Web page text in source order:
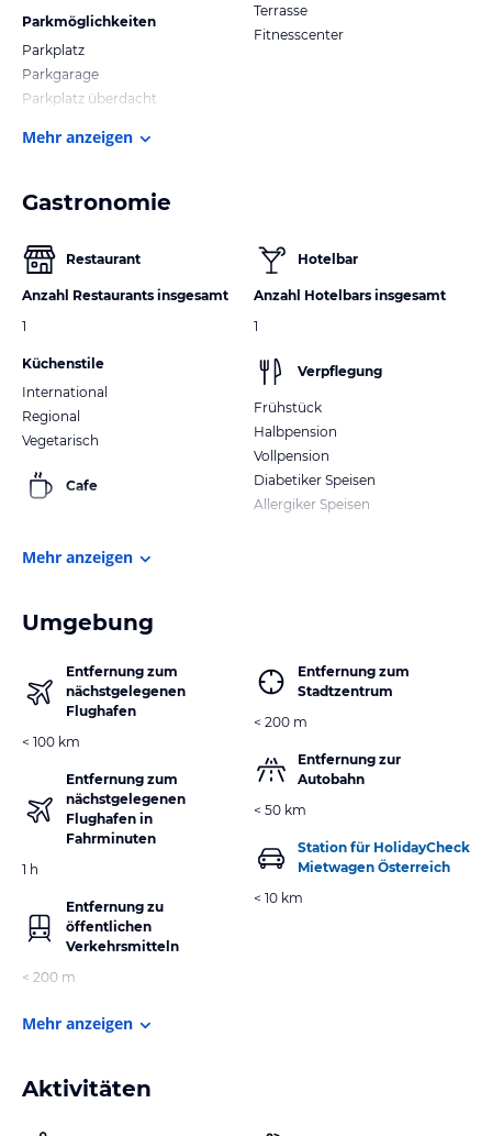
Parkmöglichkeiten
Parkplatz
Parkgarage
Parkplatz überdacht
Terrasse
Fitnesscenter
Mehr anzeigen
Gastronomie
Restaurant
Anzahl Restaurants insgesamt
1
Küchenstile
International
Regional
Vegetarisch
Cafe
Hotelbar
Anzahl Hotelbars insgesamt
1
Verpflegung
Frühstück
Halbpension
Vollpension
Diabetiker Speisen
Allergiker Speisen
Mehr anzeigen
Umgebung
Entfernung zum
nächstgelegenen
Flughafen
< 100 km
Entfernung zum
nächstgelegenen
Flughafen in
Fahrminuten
1 h
Entfernung zu
öffentlichen
Verkehrsmitteln
< 200 m
Entfernung zum
Stadtzentrum
< 200 m
Entfernung zur
Autobahn
< 50 km
Station für HolidayCheck
Mietwagen Österreich
< 10 km
Mehr anzeigen
Aktivitäten